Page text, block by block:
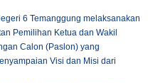
6 Temanggung melaksanakan
Pemilihan Ketua dan Wakil
Calon (Paslon) yang
Visi dan Misi dari